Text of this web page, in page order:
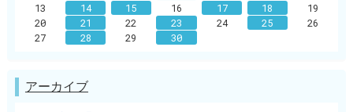
13
14 15 16 17 18
19
20
21 22 23 24 25
26
27
28 29 30
アーカイブ